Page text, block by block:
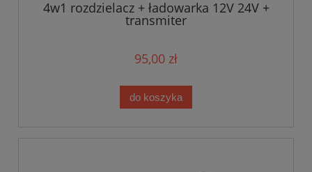
4w1 rozdzielacz + ładowarka 12V 24V +
transmiter
95,00 zł
do koszyka